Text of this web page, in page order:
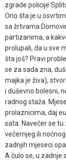
zgrade policije
Ono šta je u
sa žrtvama
partizanima, a
prolupali, da u sve
šta još? Pravi
se za sada zna,
majka je živa),
i duševno bolesni,
radnog staža.
prolaznicima, daj
sata. Navečer se
večernjeg ili
zadnjih mjeseci
A čulo se, u zadnje